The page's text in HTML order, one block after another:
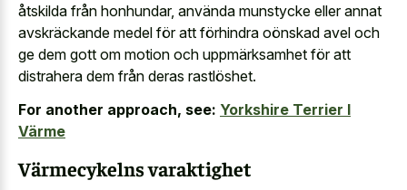
åtskilda från honhundar, använda munstycke eller annat
avskräckande medel för att förhindra oönskad avel och
ge dem gott om motion och uppmärksamhet för att
distrahera dem från deras rastlöshet.
For another approach, see: Yorkshire Terrier I
Värme
Värmecykelns varaktighet